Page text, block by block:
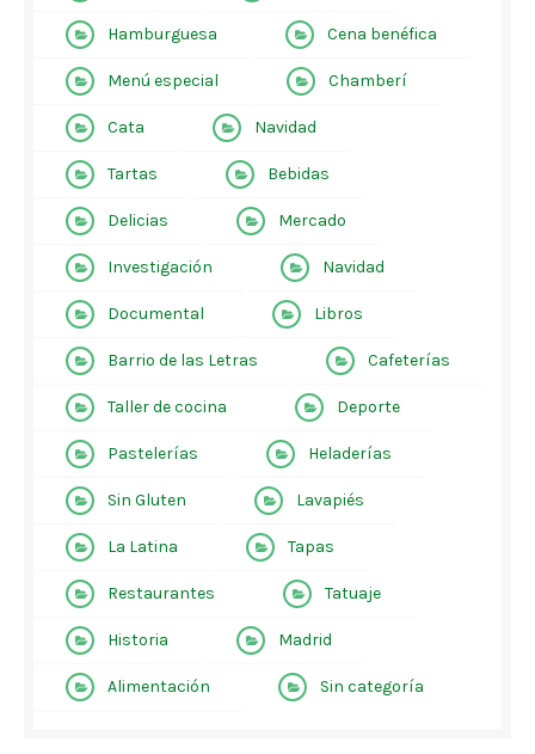
Hamburguesa Cena benéfica
Menú especial Chamberí
Cata Navidad
Tartas Bebidas
Delicias Mercado
Investigación Navidad
Documental Libros
Barrio de las Letras Cafeterías
Taller de cocina Deporte
Pastelerías Heladerías
Sin Gluten Lavapiés
La Latina Tapas
Restaurantes Tatuaje
Historia Madrid
Alimentación Sin categoría